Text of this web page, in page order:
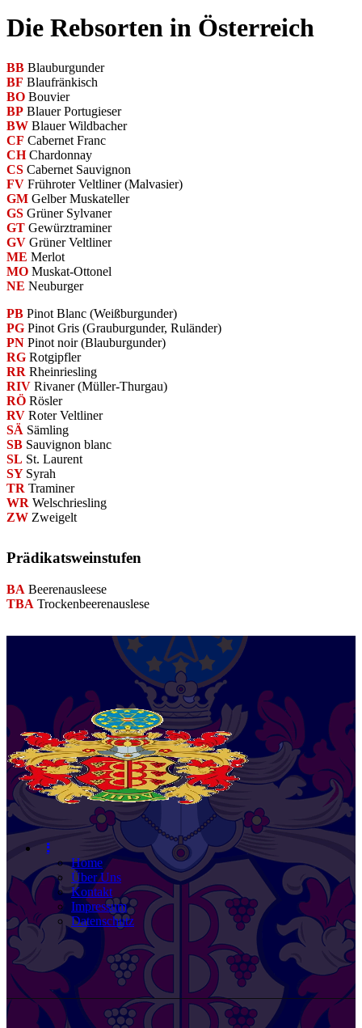
Die Rebsorten in Österreich
BB Blauburgunder
BF Blaufränkisch
BO Bouvier
BP Blauer Portugieser
BW Blauer Wildbacher
CF Cabernet Franc
CHChardonnay
CS Cabernet Sauvignon
FV Frühroter Veltliner (Malvasier)
GM Gelber Muskateller
GS Grüner Sylvaner
GT Gewürztraminer
GV Grüner Veltliner
ME Merlot
MO Muskat-Ottonel
NE Neuburger
PB Pinot Blanc (Weißburgunder)
PG Pinot Gris (Grauburgunder, Ruländer)
PN Pinot noir (Blauburgunder)
RG Rotgipfler
RR Rheinriesling
RIV Rivaner (Müller-Thurgau)
RÖ Rösler
RV Roter Veltliner
SÄ Sämling
SB Sauvignon blanc
SL St. Laurent
SY Syrah
TR Traminer
WR Welschriesling
ZW Zweigelt
Prädikatsweinstufen
BA Beerenausleese
TBA Trockenbeerenauslese
Home
Über Uns
Kontakt
Impressum
Datenschutz